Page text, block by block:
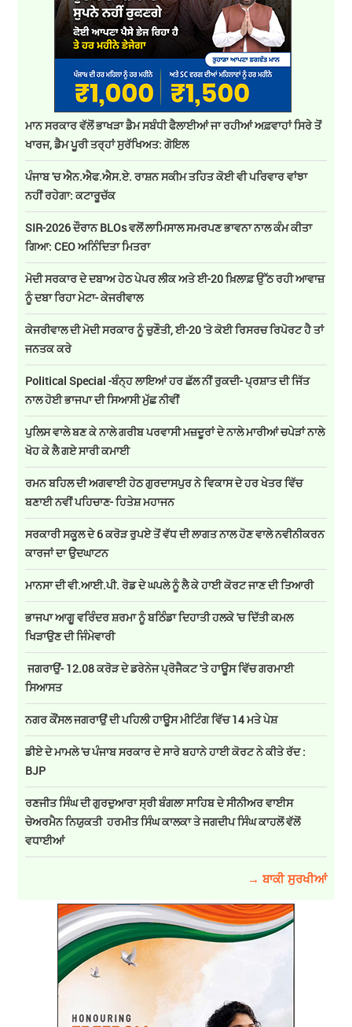
ਮਾਨ ਸਰਕਾਰ ਵੱਲੋਂ ਭਾਖੜਾ ਡੈਮ ਸਬੰਧੀ ਫੈਲਾਈਆਂ ਜਾ ਰਹੀਆਂ ਅਫ਼ਵਾਹਾਂ ਸਿਰੇ ਤੋਂ
ਖਾਰਜ, ਡੈਮ ਪੂਰੀ ਤਰ੍ਹਾਂ ਸੁਰੱਖਿਅਤ: ਗੋਇਲ
ਪੰਜਾਬ 'ਚ ਐਨ.ਐਫ.ਐਸ.ਏ. ਰਾਸ਼ਨ ਸਕੀਮ ਤਹਿਤ ਕੋਈ ਵੀ ਪਰਿਵਾਰ ਵਾਂਝਾ
ਨਹੀਂ ਰਹੇਗਾ: ਕਟਾਰੂਚੱਕ
SIR-2026 ਦੌਰਾਨ BLOs ਵਲੋਂ ਲਾਮਿਸਾਲ ਸਮਰਪਣ ਭਾਵਨਾ ਨਾਲ ਕੰਮ ਕੀਤਾ
ਗਿਆ: CEO ਅਨਿੰਦਿਤਾ ਮਿਤਰਾ
ਮੋਦੀ ਸਰਕਾਰ ਦੇ ਦਬਾਅ ਹੇਠ ਪੇਪਰ ਲੀਕ ਅਤੇ ਈ-20 ਖ਼ਿਲਾਫ਼ ਉੱਠ ਰਹੀ ਆਵਾਜ਼
ਨੂੰ ਦਬਾ ਰਿਹਾ ਮੇਟਾ- ਕੇਜਰੀਵਾਲ
ਕੇਜਰੀਵਾਲ ਦੀ ਮੋਦੀ ਸਰਕਾਰ ਨੂੰ ਚੁਣੌਤੀ, ਈ-20 'ਤੇ ਕੋਈ ਰਿਸਰਚ ਰਿਪੋਰਟ ਹੈ ਤਾਂ
ਜਨਤਕ ਕਰੇ
Political Special -ਬੰਨ੍ਹ ਲਾਇਆਂ ਹਰ ਛੱਲ ਨੀਂ ਰੁਕਦੀ- ਪ੍ਰਸ਼ਾਤ ਦੀ ਜਿੱਤ
ਨਾਲ ਹੋਈ ਭਾਜਪਾ ਦੀ ਸਿਆਸੀ ਮੁੱਛ ਨੀਵੀਂ
ਪੁਲਿਸ ਵਾਲੇ ਬਣ ਕੇ ਨਾਲੇ ਗਰੀਬ ਪਰਵਾਸੀ ਮਜ਼ਦੂਰਾਂ ਦੇ ਨਾਲੇ ਮਾਰੀਆਂ ਚਪੇੜਾਂ ਨਾਲੇ
ਖੋਹ ਕੇ ਲੈ ਗਏ ਸਾਰੀ ਕਮਾਈ
ਰਮਨ ਬਹਿਲ ਦੀ ਅਗਵਾਈ ਹੇਠ ਗੁਰਦਾਸਪੁਰ ਨੇ ਵਿਕਾਸ ਦੇ ਹਰ ਖੇਤਰ ਵਿੱਚ
ਬਣਾਈ ਨਵੀਂ ਪਹਿਚਾਣ- ਹਿਤੇਸ਼ ਮਹਾਜਨ
ਸਰਕਾਰੀ ਸਕੂਲ ਦੇ 6 ਕਰੋੜ ਰੁਪਏ ਤੋਂ ਵੱਧ ਦੀ ਲਾਗਤ ਨਾਲ ਹੋਣ ਵਾਲੇ ਨਵੀਨੀਕਰਨ
ਕਾਰਜਾਂ ਦਾ ਉਦਘਾਟਨ
ਮਾਨਸਾ ਦੀ ਵੀ.ਆਈ.ਪੀ. ਰੋਡ ਦੇ ਘਪਲੇ ਨੂੰ ਲੈ ਕੇ ਹਾਈ ਕੋਰਟ ਜਾਣ ਦੀ ਤਿਆਰੀ
ਭਾਜਪਾ ਆਗੂ ਵਰਿੰਦਰ ਸ਼ਰਮਾ ਨੂੰ ਬਠਿੰਡਾ ਦਿਹਾਤੀ ਹਲਕੇ 'ਚ ਦਿੱਤੀ ਕਮਲ
ਖਿੜਾਉਣ ਦੀ ਜਿੰਮੇਵਾਰੀ
ਜਗਰਾਉਂ- 12.08 ਕਰੋੜ ਦੇ ਡਰੇਨੇਜ ਪ੍ਰੋਜੈਕਟ 'ਤੇ ਹਾਊਸ ਵਿੱਚ ਗਰਮਾਈ
ਸਿਆਸਤ
ਨਗਰ ਕੌਂਸਲ ਜਗਰਾਉਂ ਦੀ ਪਹਿਲੀ ਹਾਊਸ ਮੀਟਿੰਗ ਵਿੱਚ 14 ਮਤੇ ਪੇਸ਼
ਡੀਏ ਦੇ ਮਾਮਲੇ 'ਚ ਪੰਜਾਬ ਸਰਕਾਰ ਦੇ ਸਾਰੇ ਬਹਾਨੇ ਹਾਈ ਕੋਰਟ ਨੇ ਕੀਤੇ ਰੱਦ :
BJP
ਰਣਜੀਤ ਸਿੰਘ ਦੀ ਗੁਰਦੁਆਰਾ ਸ੍ਰੀ ਬੰਗਲਾ ਸਾਹਿਬ ਦੇ ਸੀਨੀਅਰ ਵਾਈਸ
ਚੇਅਰਮੈਨ ਨਿਯੁਕਤੀ ਹਰਮੀਤ ਸਿੰਘ ਕਾਲਕਾ ਤੇ ਜਗਦੀਪ ਸਿੰਘ ਕਾਹਲੋਂ ਵੱਲੋਂ
ਵਧਾਈਆਂ
→ ਬਾਕੀ ਸੁਰਖੀਆਂ